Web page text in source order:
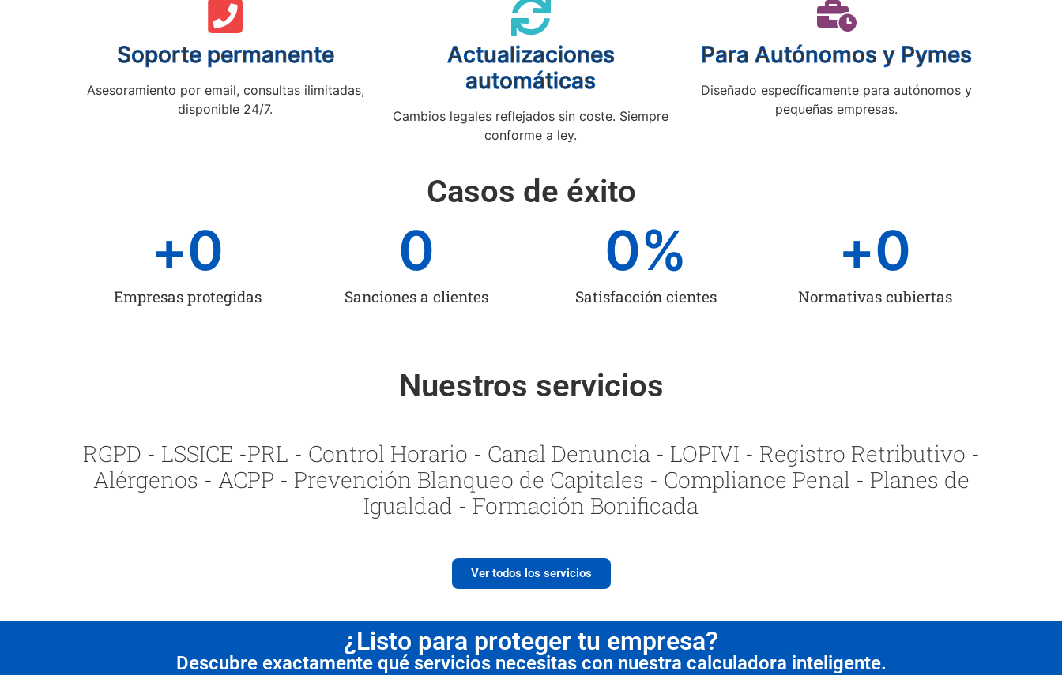
Soporte permanente
Asesoramiento por email, consultas ilimitadas,
disponible 24/7.
Actualizaciones
automáticas
Cambios legales reflejados sin coste. Siempre
conforme a ley.
Para Autónomos y Pymes
Diseñado específicamente para autónomos y
pequeñas empresas.
Casos de éxito
Empresas protegidas
+0
Sanciones a clientes
0
Satisfacción cientes
0%
Normativas cubiertas
+0
Nuestros servicios
RGPD - LSSICE -PRL - Control Horario - Canal Denuncia - LOPIVI - Registro Retributivo -
Alérgenos - ACPP - Prevención Blanqueo de Capitales - Compliance Penal - Planes de
Igualdad - Formación Bonificada
Ver todos los servicios
¿Listo para proteger tu empresa?
Descubre exactamente qué servicios necesitas con nuestra calculadora inteligente.